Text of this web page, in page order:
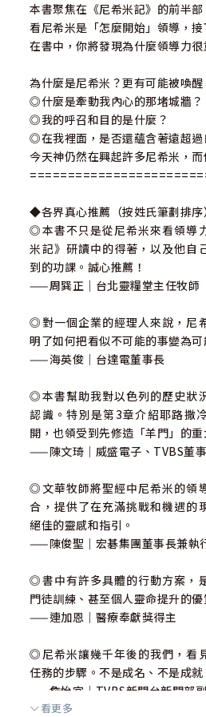
本書聚焦在《尼希米記》的前半部
看尼希米是「怎麼開始」領導，
在書中，你將發現為什麼領導力很
為什麼是尼希米？更有可能被喚醒
◎什麼是牽動我內心的那堵城牆？
◎我的呼召和目的是什麼？
◎在我裡面，是否還蘊含著遠超過
今天神仍然在興起許多尼希米，而
◆各界真心推薦（按姓氏筆劃排序
◎本書不只是從尼希米來看領導
米記》研讀中的得著，以及他自
到的功課。誠心推薦！
——周巽正｜台北靈糧堂主任牧師
◎對一個企業的經理人來說，尼
明了如何把看似不可能的事變為可
——海英俊｜台達電董事長
◎本書幫助我對以色列的歷史狀
認識。特別是第3章介紹耶路撒
開，也領受到先修造「羊門」的重
——陳文琦｜威盛電子、TVBS董
◎文華牧師將聖經中尼希米的領
合，提供了在充滿挑戰和機遇的
絕佳的靈感和指引。
——陳俊聖｜宏碁集團董事長兼執
◎書中有許多具體的行動方案，
門徒訓練、甚至個人靈命提升的優
——連加恩｜醫療奉獻獎得主
◎尼希米讓幾千年後的我們，看
任務的步驟。不是成名、不是成
——詹怡宜｜TVBS新聞台新聞部
看更多